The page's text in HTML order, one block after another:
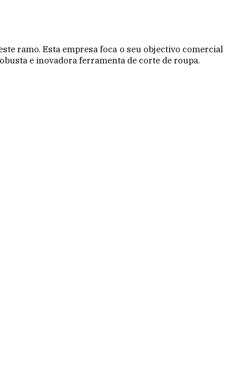
ramo. Esta empresa foca o seu objectivo comercial
e inovadora ferramenta de corte de roupa.